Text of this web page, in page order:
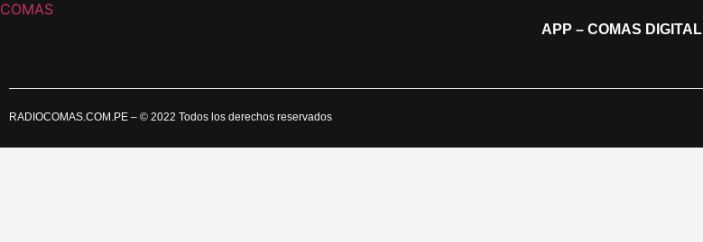
APP – COMAS DIGITAL
RADIOCOMAS.COM.PE – © 2022 Todos los derechos reservados